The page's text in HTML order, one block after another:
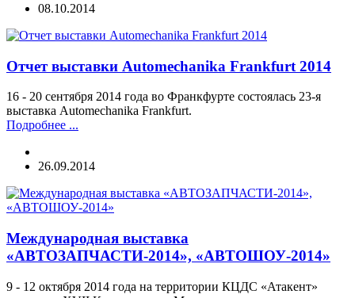
08.10.2014
Отчет выставки Automechanika Frankfurt 2014
16 - 20 сентября 2014 года во Франкфурте состоялась 23-я
выставка Automechanika Frankfurt.
Подробнее ...
26.09.2014
Международная выставка
«АВТОЗАПЧАСТИ-2014», «АВТОШОУ-2014»
9 - 12 октября 2014 года на территории КЦДС «Атакент»